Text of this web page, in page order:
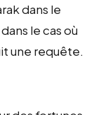
dans le
le cas où
une requête.